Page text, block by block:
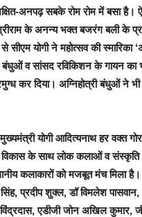
अनपढ़ सबके रोम रोम में बसा है।
के अनन्य भक्त बजरंग बली के
योगी ने महोत्सव की स्मारिका
बंधुओं व सांसद रविकिशन के गायन का
कर दिया। अग्निहोत्री बंधुओं ने
योगी आदित्यनाथ हर वक्त
के साथ लोक कलाओं व संस्कृति
कलाकारों को मजबूत मंच मिला
प्रदीप शुक्ल, डॉ विमलेश
एडीजी जोन अखिल कुमार,